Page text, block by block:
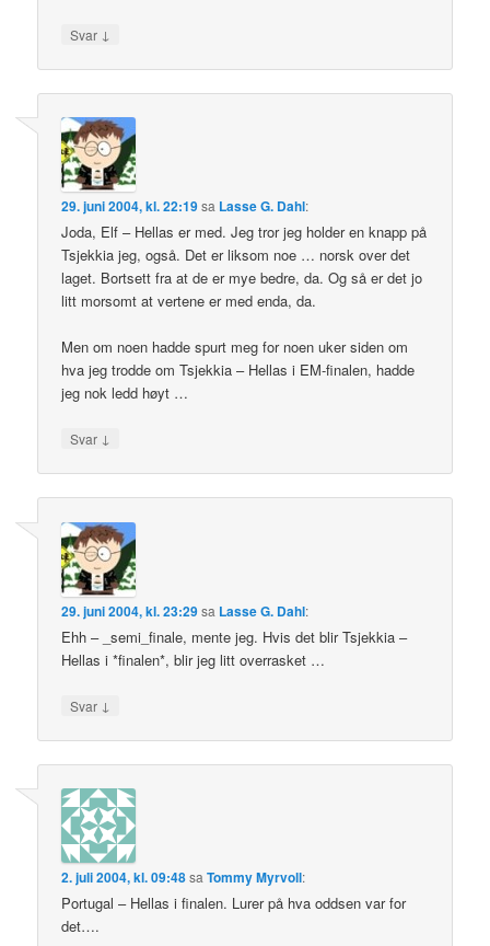
Svar ↓
29. juni 2004, kl. 22:19sa Lasse G. Dahl:
Joda, Elf – Hellas er med. Jeg tror jeg holder en knapp på
Tsjekkia jeg, også. Det er liksom noe … norsk over det
laget. Bortsett fra at de er mye bedre, da. Og så er det jo
litt morsomt at vertene er med enda, da.
Men om noen hadde spurt meg for noen uker siden om
hva jeg trodde om Tsjekkia – Hellas i EM-finalen, hadde
jeg nok ledd høyt …
Svar ↓
29. juni 2004, kl. 23:29sa Lasse G. Dahl:
Ehh – _semi_finale, mente jeg. Hvis det blir Tsjekkia –
Hellas i *finalen*, blir jeg litt overrasket …
Svar ↓
2. juli 2004, kl. 09:48sa Tommy Myrvoll:
Portugal – Hellas i finalen. Lurer på hva oddsen var for
det….